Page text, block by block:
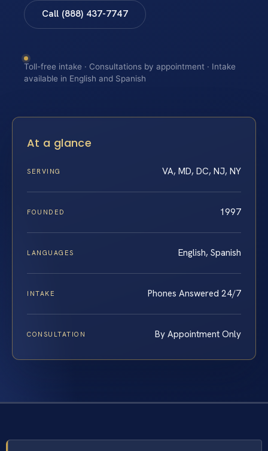
Call (888) 437-7747
Toll-free intake · Consultations by appointment · Intake
available in English and Spanish
At a glance
SERVING VA, MD, DC, NJ, NY
FOUNDED 1997
LANGUAGES English, Spanish
INTAKE Phones Answered 24/7
CONSULTATION By Appointment Only